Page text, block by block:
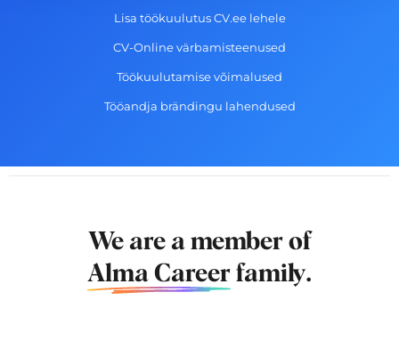
Lisa töökuulutus CV.ee lehele
CV-Online värbamisteenused
Töökuulutamise võimalused
Tööandja brändingu lahendused
We are a member of
Alma Career family.